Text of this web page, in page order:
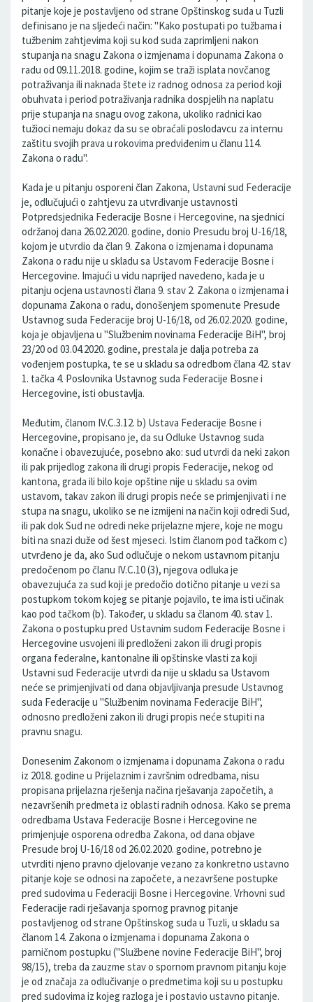
pitanje koje je postavljeno od strane Opštinskog suda u Tuzli
definisano je na sljedeći način: "Kako postupati po tužbama i
tužbenim zahtjevima koji su kod suda zaprimljeni nakon
stupanja na snagu Zakona o izmjenama i dopunama Zakona o
radu od 09.11.2018. godine, kojim se traži isplata novčanog
potraživanja ili naknada štete iz radnog odnosa za period koji
obuhvata i period potraživanja radnika dospjelih na naplatu
prije stupanja na snagu ovog zakona, ukoliko radnici kao
tužioci nemaju dokaz da su se obraćali poslodavcu za internu
zaštitu svojih prava u rokovima predviđenim u članu 114.
Zakona o radu".
Kada je u pitanju osporeni član Zakona, Ustavni sud Federacije
je, odlučujući o zahtjevu za utvrđivanje ustavnosti
Potpredsjednika Federacije Bosne i Hercegovine, na sjednici
održanoj dana 26.02.2020. godine, donio Presudu broj U-16/18,
kojom je utvrdio da član 9. Zakona o izmjenama i dopunama
Zakona o radu nije u skladu sa Ustavom Federacije Bosne i
Hercegovine. Imajući u vidu naprijed navedeno, kada je u
pitanju ocjena ustavnosti člana 9. stav 2. Zakona o izmjenama i
dopunama Zakona o radu, donošenjem spomenute Presude
Ustavnog suda Federacije broj U-16/18, od 26.02.2020. godine,
koja je objavljena u "Službenim novinama Federacije BiH", broj
23/20 od 03.04.2020. godine, prestala je dalja potreba za
vođenjem postupka, te se u skladu sa odredbom člana 42. stav
1. tačka 4. Poslovnika Ustavnog suda Federacije Bosne i
Hercegovine, isti obustavlja.
Međutim, članom IV.C.3.12. b) Ustava Federacije Bosne i
Hercegovine, propisano je, da su Odluke Ustavnog suda
konačne i obavezujuće, posebno ako: sud utvrdi da neki zakon
ili pak prijedlog zakona ili drugi propis Federacije, nekog od
kantona, grada ili bilo koje opštine nije u skladu sa ovim
ustavom, takav zakon ili drugi propis neće se primjenjivati i ne
stupa na snagu, ukoliko se ne izmijeni na način koji odredi Sud,
ili pak dok Sud ne odredi neke prijelazne mjere, koje ne mogu
biti na snazi duže od šest mjeseci. Istim članom pod tačkom c)
utvrđeno je da, ako Sud odlučuje o nekom ustavnom pitanju
predočenom po članu IV.C.10 (3), njegova odluka je
obavezujuća za sud koji je predočio dotično pitanje u vezi sa
postupkom tokom kojeg se pitanje pojavilo, te ima isti učinak
kao pod tačkom (b). Također, u skladu sa članom 40. stav 1.
Zakona o postupku pred Ustavnim sudom Federacije Bosne i
Hercegovine usvojeni ili predloženi zakon ili drugi propis
organa federalne, kantonalne ili opštinske vlasti za koji
Ustavni sud Federacije utvrdi da nije u skladu sa Ustavom
neće se primjenjivati od dana objavljivanja presude Ustavnog
suda Federacije u "Službenim novinama Federacije BiH",
odnosno predloženi zakon ili drugi propis neće stupiti na
pravnu snagu.
Donesenim Zakonom o izmjenama i dopunama Zakona o radu
iz 2018. godine u Prijelaznim i završnim odredbama, nisu
propisana prijelazna rješenja načina rješavanja započetih, a
nezavršenih predmeta iz oblasti radnih odnosa. Kako se prema
odredbama Ustava Federacije Bosne i Hercegovine ne
primjenjuje osporena odredba Zakona, od dana objave
Presude broj U-16/18 od 26.02.2020. godine, potrebno je
utvrditi njeno pravno djelovanje vezano za konkretno ustavno
pitanje koje se odnosi na započete, a nezavršene postupke
pred sudovima u Federaciji Bosne i Hercegovine. Vrhovni sud
Federacije radi rješavanja spornog pravnog pitanje
postavljenog od strane Opštinskog suda u Tuzli, u skladu sa
članom 14. Zakona o izmjenama i dopunama Zakona o
parničnom postupku ("Službene novine Federacije BiH", broj
98/15), treba da zauzme stav o spornom pravnom pitanju koje
je od značaja za odlučivanje o predmetima koji su u postupku
pred sudovima iz kojeg razloga je i postavio ustavno pitanje.